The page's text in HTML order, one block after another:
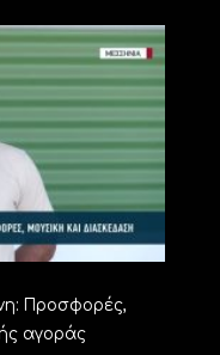
Προσφορές,
αγοράς